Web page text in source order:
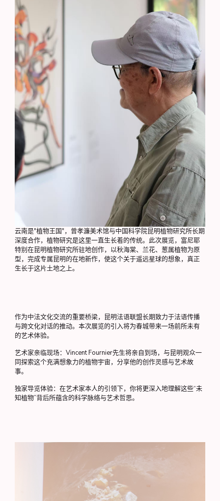
云南是"植物王国"，曾孝濂美术馆与中国科学院昆明植物研究所长期
深度合作，植物研究是这里一直生长着的传统。此次展览，富尼耶
特别在昆明植物研究所驻地创作，以秋海棠、兰花、葱属植物为原
型，完成专属昆明的在地新作，使这个关于遥远星球的想象，真正
生长于这片土地之上。
作为中法文化交流的重要桥梁，昆明法语联盟长期致力于法语传播
与跨文化对话的推动。本次展览的引入将为春城带来一场前所未有
的艺术体验。
艺术家亲临现场：Vincent Fournier先生将亲自到场，与昆明观众一
同探索这个充满想象力的植物宇宙，分享他的创作灵感与艺术故
事。
独家导览体验：在艺术家本人的引领下，你将更深入地理解这些“未
知植物”背后所蕴含的科学脉络与艺术哲思。